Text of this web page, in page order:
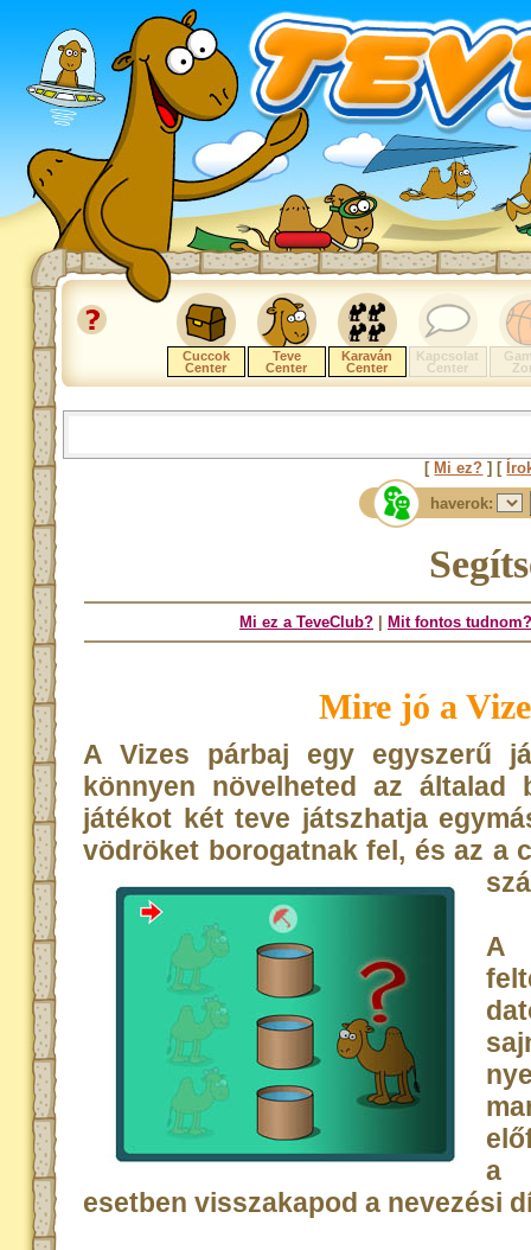
Cuccok
Center
Teve
Center
Karaván
Center
Kapcsolat
Center
[ Mi ez? ] [
haverok:
Mi ez a TeveClub? Mit fontos tudnom?
Mire jó a
A Vizes párbaj egy egyszerű
könnyen növelheted az általad
játékot két teve játszhatja
vödröket borogatnak fel, és az a
A
a
esetben visszakapod a nevezési